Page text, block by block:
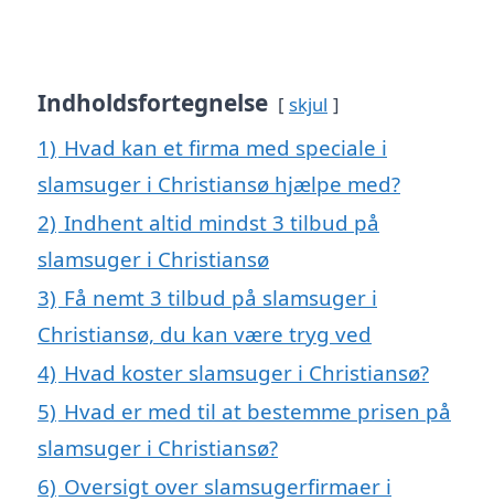
Indholdsfortegnelse skjul
1) Hvad kan et firma med speciale i
slamsuger i Christiansø hjælpe med?
2) Indhent altid mindst 3 tilbud på
slamsuger i Christiansø
3) Få nemt 3 tilbud på slamsuger i
Christiansø, du kan være tryg ved
4) Hvad koster slamsuger i Christiansø?
5) Hvad er med til at bestemme prisen på
slamsuger i Christiansø?
6) Oversigt over slamsugerfirmaer i